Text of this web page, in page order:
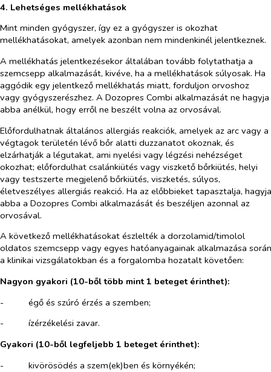
4. Lehetséges mellékhatások
Mint minden gyógyszer, így ez a gyógyszer is okozhat
mellékhatásokat, amelyek azonban nem mindenkinél jelentkeznek.
A mellékhatás jelentkezésekor általában tovább folytathatja a
szemcsepp alkalmazását, kivéve, ha a mellékhatások súlyosak. Ha
aggódik egy jelentkező mellékhatás miatt, forduljon orvoshoz
vagy gyógyszerészhez. A Dozopres Combi alkalmazását ne hagyja
abba anélkül, hogy erről ne beszélt volna az orvosával.
Előfordulhatnak általános allergiás reakciók, amelyek az arc vagy a
végtagok területén lévő bőr alatti duzzanatot okoznak, és
elzárhatják a légutakat, ami nyelési vagy légzési nehézséget
okozhat; előfordulhat csalánkiütés vagy viszkető bőrkiütés, helyi
vagy testszerte megjelenő bőrkiütés, viszketés, súlyos,
életveszélyes allergiás reakció. Ha az előbbieket tapasztalja, hagyja
abba a Dozopres Combi alkalmazását és beszéljen azonnal az
orvosával.
A következő mellékhatásokat észlelték a dorzolamid/timolol
oldatos szemcsepp vagy egyes hatóanyagainak alkalmazása során
a klinikai vizsgálatokban és a forgalomba hozatalt követően:
Nagyon gyakori (10-ből több mint 1 beteget érinthet):
-​
égő és szúró érzés a szemben;
-​
ízérzékelési zavar.
Gyakori (10-ből legfeljebb 1 beteget érinthet):
-​
kivörösödés a szem(ek)ben és környékén;